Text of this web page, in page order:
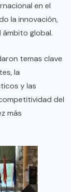
en el
la innovación,
ámbito global.
temas clave
la
y las
del
más